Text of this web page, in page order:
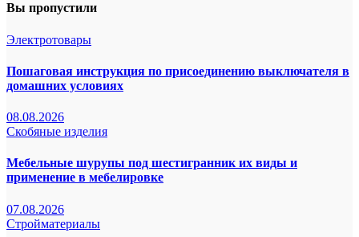
Вы пропустили
Электротовары
Пошаговая инструкция по присоединению выключателя в
домашних условиях
08.08.2026
Скобяные изделия
Мебельные шурупы под шестигранник их виды и
применение в мебелировке
07.08.2026
Стройматериалы